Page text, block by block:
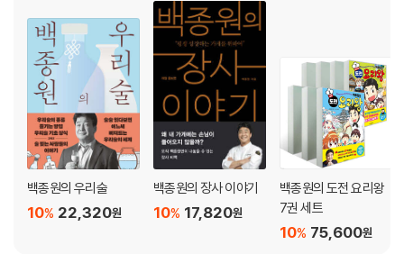
★중구 발골 및 분할
중구 부위의 이해
안심살
갈매기살
토시살
등갈비
등심살
등심덧살
삼겹살
백종원의 우리술
22,320원
10%
백종원의 장사 이야기
17,820원
10%
백종원의 도전 요리왕
7권 세트
75,600원
10%